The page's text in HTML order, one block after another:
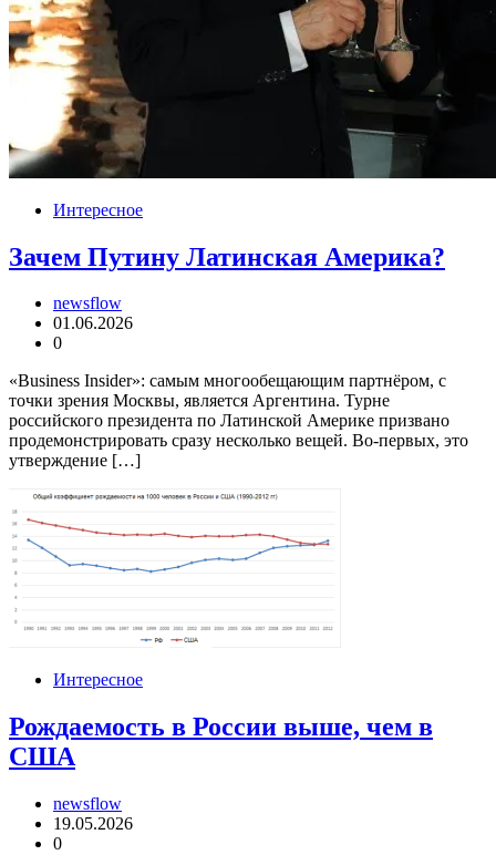
Интересное
Зачем Путину Латинская Америка?
newsflow
01.06.2026
0
«Business Insider»: самым многообещающим партнёром, с
точки зрения Москвы, является Аргентина. Турне
российского президента по Латинской Америке призвано
продемонстрировать сразу несколько вещей. Во-первых, это
утверждение […]
Интересное
Рождаемость в России выше, чем в
США
newsflow
19.05.2026
0